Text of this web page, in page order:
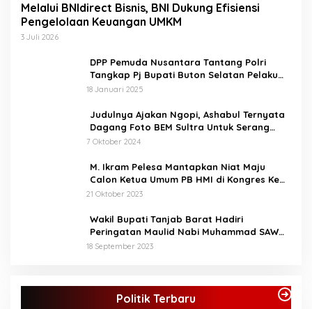
Melalui BNIdirect Bisnis, BNI Dukung Efisiensi
Pengelolaan Keuangan UMKM
3 Juli 2026
DPP Pemuda Nusantara Tantang Polri
Tangkap Pj Bupati Buton Selatan Pelaku
Penganiaya Aktvis HMI
18 Januari 2025
Judulnya Ajakan Ngopi, Ashabul Ternyata
Dagang Foto BEM Sultra Untuk Serang
Paslon
7 Oktober 2024
M. Ikram Pelesa Mantapkan Niat Maju
Calon Ketua Umum PB HMI di Kongres Ke
XXXII Pontianak
21 Oktober 2023
Wakil Bupati Tanjab Barat Hadiri
Peringatan Maulid Nabi Muhammad SAW
1445 H di Masjid Darul Falah Senyerang
18 September 2023
Politik Terbaru
Wakil Bupati Merangin Terpilih
7 Februari 2025